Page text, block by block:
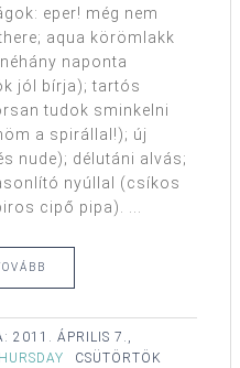
eper! még nem
aqua körömlakk
naponta
jól bírja); tartós
tudok sminkelni
a spirállal!); új
nude); délutáni alvás;
nyúllal (csíkos
cipő pipa). ...
2011. ÁPRILIS 7.,
CSÜTÖRTÖK